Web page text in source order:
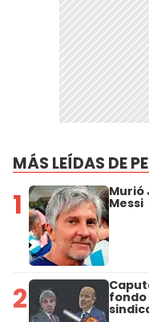
MÁS LEÍDAS DE
1 Murió
Messi
2 fondo